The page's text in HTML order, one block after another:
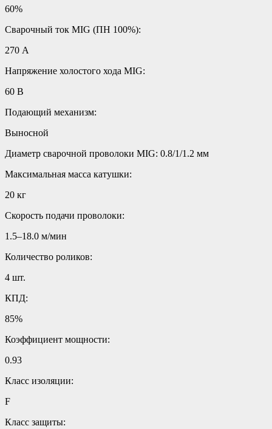
60%
Сварочный ток MIG (ПН 100%):
270 А
Напряжение холостого хода MIG:
60 В
Подающий механизм:
Выносной
Диаметр сварочной проволоки MIG: 0.8/1/1.2 мм
Максимальная масса катушки:
20 кг
Скорость подачи проволоки:
1.5–18.0 м/мин
Количество роликов:
4 шт.
КПД:
85%
Коэффициент мощности:
0.93
Класс изоляции:
F
Класс защиты: